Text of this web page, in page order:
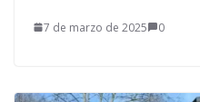
7 de marzo de 2025 0